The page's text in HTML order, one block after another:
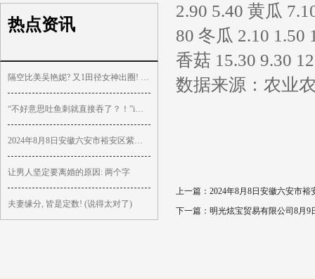
热点资讯
隔空比美吴艳妮? 又1田径女神出圈! 高颜值好身材 穿三角式引争议
“不好意思吐鱼刺就直接吞了？！”i人能有多内向！
2024年8月8日安徽六安市裕安区紫竹林农产品批发市场价格行情
让男人坚定要离婚的原因: 两个字
夫妻缘分, 皆是定数! (说得太对了)
2.90 5.40 黄瓜
80 冬瓜 2.10 1.50
香菇 15.30 9.30
数据来源：农业
上一篇： 2024年8月8日安徽六安市
下一篇： 明光炫宝贸易有限公司8月9